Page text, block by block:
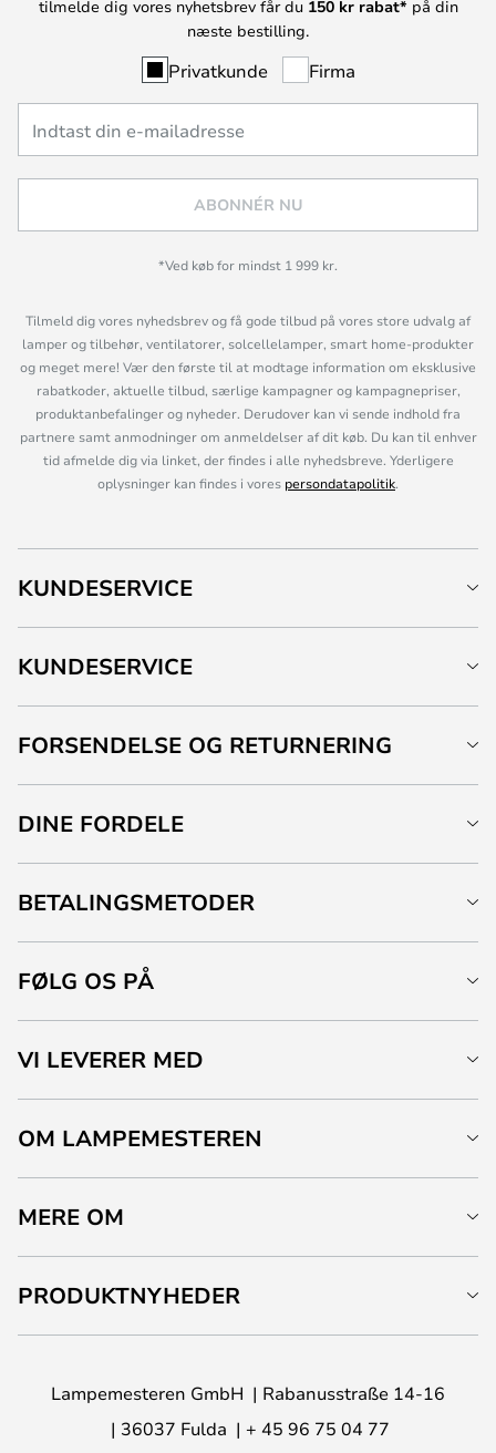
tilmelde dig vores nyhetsbrev får du 150 kr rabat* på din
næste bestilling.
Privatkunde Firma
ABONNÉR NU
*Ved køb for mindst 1 999 kr.
Tilmeld dig vores nyhedsbrev og få gode tilbud på vores store udvalg af
lamper og tilbehør, ventilatorer, solcellelamper, smart home-produkter
og meget mere! Vær den første til at modtage information om eksklusive
rabatkoder, aktuelle tilbud, særlige kampagner og kampagnepriser,
produktanbefalinger og nyheder. Derudover kan vi sende indhold fra
partnere samt anmodninger om anmeldelser af dit køb. Du kan til enhver
tid afmelde dig via linket, der findes i alle nyhedsbreve. Yderligere
oplysninger kan findes i vores persondatapolitik.
KUNDESERVICE
KUNDESERVICE
FORSENDELSE OG RETURNERING
DINE FORDELE
BETALINGSMETODER
FØLG OS PÅ
VI LEVERER MED
OM LAMPEMESTEREN
MERE OM
PRODUKTNYHEDER
Lampemesteren GmbH
Rabanusstraße 14-16
36037 Fulda
+ 45 96 75 04 77